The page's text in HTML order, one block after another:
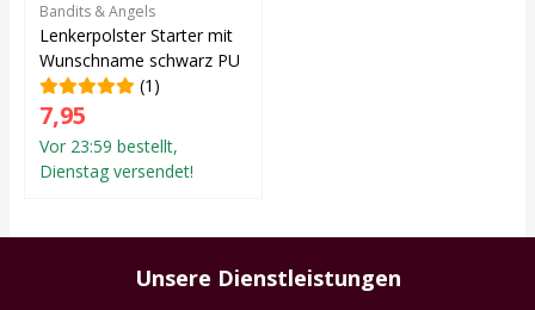
Bandits & Angels
Lenkerpolster Starter mit
Wunschname schwarz PU
(1)
7,95
Vor 23:59 bestellt,
Dienstag versendet!
Unsere Dienstleistungen